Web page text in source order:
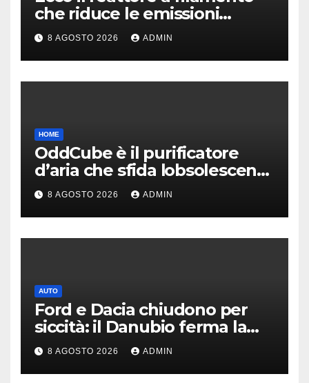
che riduce le emissioni
dell’industria chimica
8 AGOSTO 2026 ADMIN
HOME
OddCube è il purificatore
d’aria che sfida lobsolescenza
programmata
8 AGOSTO 2026 ADMIN
AUTO
Ford e Dacia chiudono per
siccità: il Danubio ferma la
produzione auto
8 AGOSTO 2026 ADMIN